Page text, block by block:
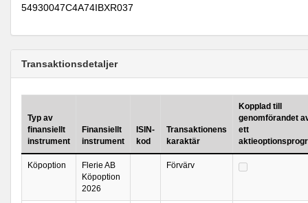
54930047C4A74IBXR037
Transaktionsdetaljer
Typ av
finansiellt
instrument
Finansiellt
instrument
ISIN-
kod
Transaktionens
karaktär
Kopplad till
genomförandet
ett
Köpoption
Flerie AB
Köpoption
2026
Förvärv